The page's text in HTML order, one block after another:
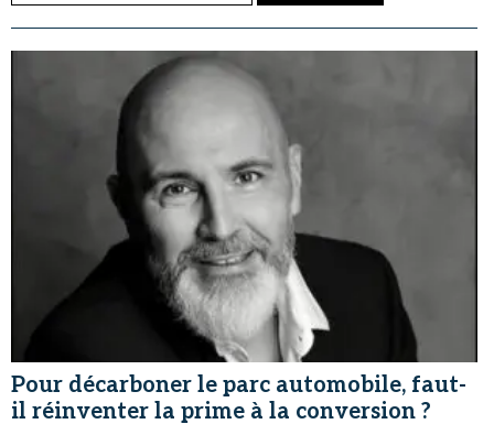
Pour décarboner le parc automobile, faut-
il réinventer la prime à la conversion ?